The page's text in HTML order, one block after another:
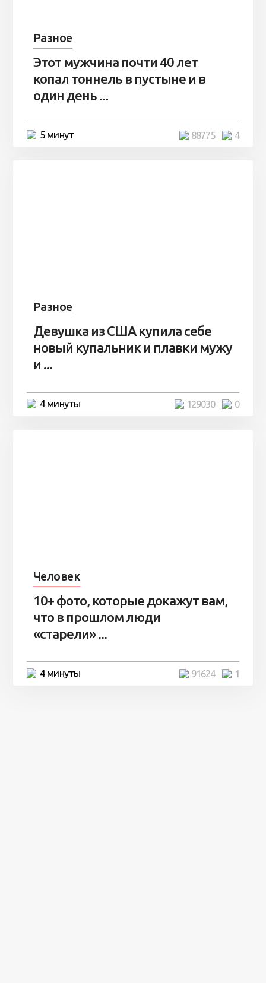
Разное
Этот мужчина почти 40 лет
копал тоннель в пустыне и в
один день ...
5 минут 4
88775
Разное
Девушка из США купила себе
новый купальник и плавки мужу
и ...
4 минуты 0
129030
Человек
10+ фото, которые докажут вам,
что в прошлом люди
«старели» ...
4 минуты 1
91624